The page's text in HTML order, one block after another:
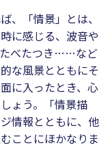
、「情景」とは、
に感じる、波音や
たべたつき……など
な風景とともにそ
に入ったとき、心
ょう。「情景描
情報とともに、他
ことにほかなりま